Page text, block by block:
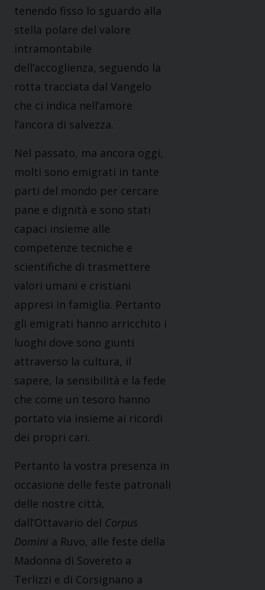
tenendo fisso lo sguardo alla
stella polare del valore
intramontabile
dell’accoglienza, seguendo la
rotta tracciata dal Vangelo
che ci indica nell’amore
l’ancora di salvezza.
Nel passato, ma ancora oggi,
molti sono emigrati in tante
parti del mondo per cercare
pane e dignità e sono stati
capaci insieme alle
competenze tecniche e
scientifiche di trasmettere
valori umani e cristiani
appresi in famiglia. Pertanto
gli emigrati hanno arricchito i
luoghi dove sono giunti
attraverso la cultura, il
sapere, la sensibilità e la fede
che come un tesoro hanno
portato via insieme ai ricordi
dei propri cari.
Pertanto la vostra presenza in
occasione delle feste patronali
delle nostre città,
dall’Ottavario del Corpus
Domini a Ruvo, alle feste della
Madonna di Sovereto a
Terlizzi e di Corsignano a